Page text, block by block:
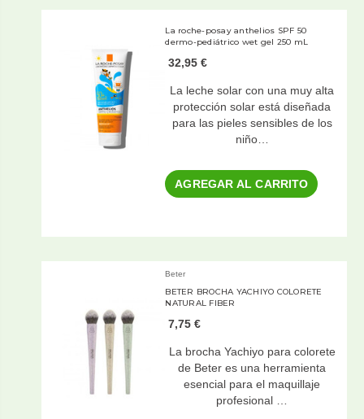
La roche-posay anthelios SPF 50
dermo-pediátrico wet gel 250 mL
32,95 €
La leche solar con una muy alta
protección solar está diseñada
para las pieles sensibles de los
niño…
AGREGAR AL CARRITO
Beter
BETER BROCHA YACHIYO COLORETE
NATURAL FIBER
7,75 €
La brocha Yachiyo para colorete
de Beter es una herramienta
esencial para el maquillaje
profesional …